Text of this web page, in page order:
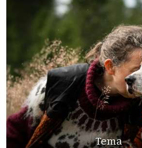
Tema